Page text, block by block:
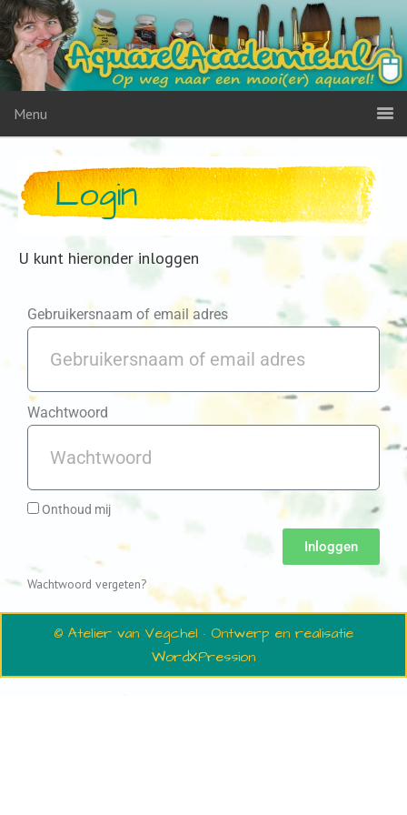
Menu
Login
U kunt hieronder inloggen
Gebruikersnaam of email adres
Wachtwoord
Onthoud mij
Inloggen
Wachtwoord vergeten?
© Atelier van Vegchel · Ontwerp en realisatie
WordXPression